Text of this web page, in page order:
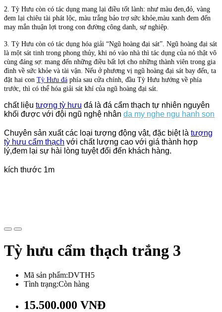
2. Tỳ Hưu còn có tác dụng mang lại điều tốt lành: như màu đen,đỏ, vàng
đem lại chiêu tài phát lộc, màu trắng bảo trợ sức khỏe,màu xanh đem đến
may mắn thuận lợi trong con đường công danh, sự nghiệp.
3. Tỳ Hưu còn có tác dụng hóa giải “Ngũ hoàng đại sát”. Ngũ hoàng đại sát
là một sát tinh trong phong thủy, khi nó vào nhà thì tác dụng của nó thật vô
cùng đáng sợ: mang đến những điều bất lợi cho những thành viên trong gia
đình về sức khỏe và tài vận. Nếu ở phương vị ngũ hoàng đại sát bay đến, ta
đặt hai con Tỳ Hưu đá phía sau cửa chính, đầu Tỳ Hưu hướng về phía
trước, thì có thể hóa giải sát khí của ngũ hoàng đại sát.
chất liệu tượng tỳ hưu đá là đá cẩm thạch tự nhiên nguyên
khối được với đội ngũ nghệ nhân da my nghe ngu hanh son
Chuyên sản xuất các loại tượng động vật, đặc biệt là tượng
tỳ hưu cẩm thạch với chất lượng cao với giá thành hợp
lý,đem lại sự hài lòng tuyệt đối đến khách hàng.
kích thước 1m
Tỳ hưu cẩm thạch trắng 3
Mã sản phẩm:DVTH5
Tình trạng:Còn hàng
15.500.000 VNĐ